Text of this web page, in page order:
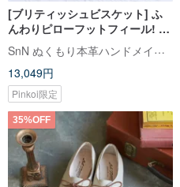
[ブリティッシュビスケット] ふ
んわりピローフットフィール! 心
地よい伸縮性シューズ ストラッ
プなしグレー22-26.5 大きいサイ
ズ
SnN ぬくもり本革ハンドメイドシューズ
13,049円
Pinkoi限定
35%OFF